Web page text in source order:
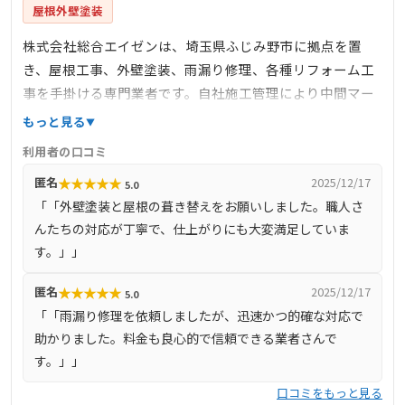
屋根外壁塗装
株式会社総合エイゼンは、埼玉県ふじみ野市に拠点を置
き、屋根工事、外壁塗装、雨漏り修理、各種リフォーム工
事を手掛ける専門業者です。自社施工管理により中間マー
ジンを排除し、高品質な施工を適正価格で提供していま
ては、最新の高耐久材料と技術を駆使し、長持ちする住ま
いづくりをサポートします。お客様第一主義を掲げ、どん
な小さな工事でも喜んで対応し、見積もりや現地調査は無
料で実施。工事前の近隣挨拶や工事後のアフターサービス
も万全で、最長10年の保証を提供しています。
もっと見る
利用者の口コミ
匿名★★★★★ 5.0 2025/12/17
「「外壁塗装と屋根の葺き替えをお願いしました。職人さ
んたちの対応が丁寧で、仕上がりにも大変満足していま
す。」」
匿名★★★★★ 5.0 2025/12/17
「「雨漏り修理を依頼しましたが、迅速かつ的確な対応で
助かりました。料金も良心的で信頼できる業者さんで
す。」」
口コミをもっと見る